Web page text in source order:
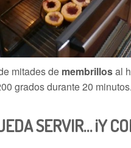
mitades de membrillosal
grados durante 20 minutos.
SERVIR… ¡Y